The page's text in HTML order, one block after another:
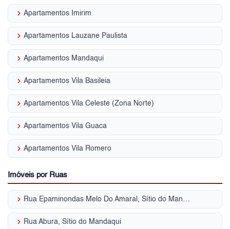
keyboard_arrow_right Apartamentos Imirim
keyboard_arrow_right Apartamentos Lauzane Paulista
keyboard_arrow_right Apartamentos Mandaqui
keyboard_arrow_right Apartamentos Vila Basileia
keyboard_arrow_right Apartamentos Vila Celeste (Zona Norte)
keyboard_arrow_right Apartamentos Vila Guaca
keyboard_arrow_right Apartamentos Vila Romero
Imóveis por Ruas
keyboard_arrow_right Rua Epaminondas Melo Do Amaral, Sítio do Mandaqui
keyboard_arrow_right Rua Abura, Sítio do Mandaqui